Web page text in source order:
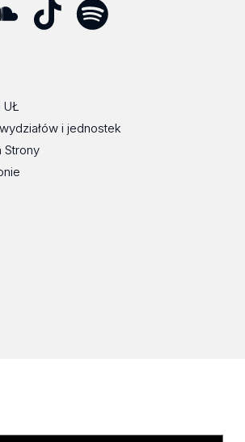
i jednostek
Strony